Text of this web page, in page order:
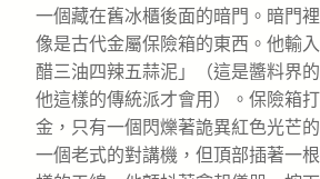
一個藏在舊冰櫃後面的暗門。暗門
像是古代金屬保險箱的東西。他輸
醋三油四辣五蒜泥」（這是醬料界
他這樣的傳統派才會用）。保險箱
金，只有一個閃爍著詭異紅色光芒
一個老式的對講機，但頂部插著一